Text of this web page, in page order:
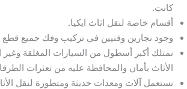
كانت.
أقسام خاصة لنقل اثاث ايكيا.
وجود نجارين وفنيين في تركيب وفك جميع قطع
نمتلك أكبر أسطول من السيارات المغلقة
الأثاث بأمان والمحافظة عليه من تعثرات
نستعمل آلات ومعدات حديثة ومتطورة لنقل